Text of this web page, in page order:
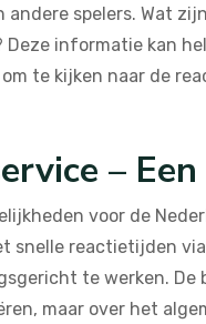
spelers. Wat
informatie kan
te kijken naar de
–
voor de
snelle reactietijden
te werken.
maar over het